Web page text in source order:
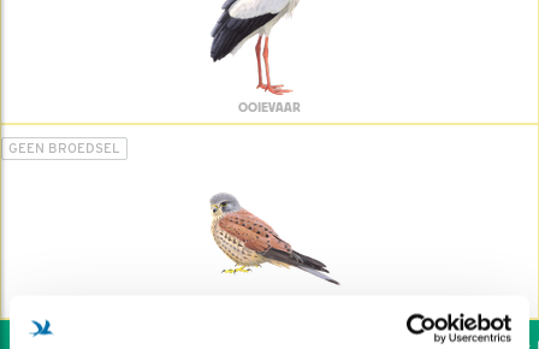
OOIEVAAR
GEEN BROEDSEL